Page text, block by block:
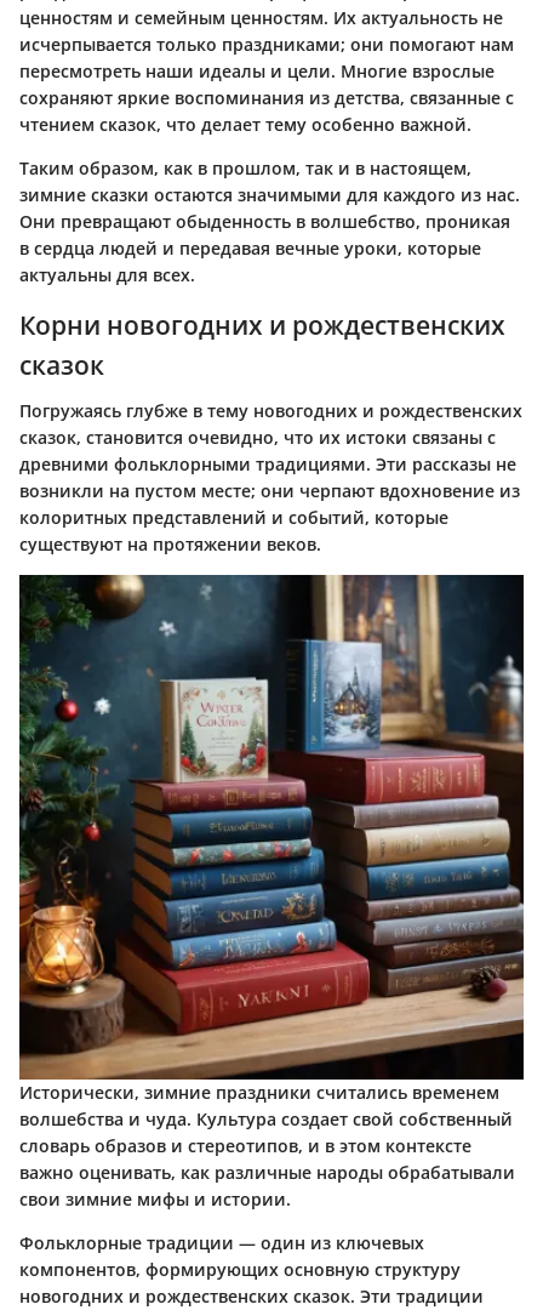
ценностям и семейным ценностям. Их актуальность не
исчерпывается только праздниками; они помогают нам
пересмотреть наши идеалы и цели. Многие взрослые
сохраняют яркие воспоминания из детства, связанные с
чтением сказок, что делает тему особенно важной.
Таким образом, как в прошлом, так и в настоящем,
зимние сказки остаются значимыми для каждого из нас.
Они превращают обыденность в волшебство, проникая
в сердца людей и передавая вечные уроки, которые
актуальны для всех.
Корни новогодних и рождественских
сказок
Погружаясь глубже в тему новогодних и рождественских
сказок, становится очевидно, что их истоки связаны с
древними фольклорными традициями. Эти рассказы не
возникли на пустом месте; они черпают вдохновение из
колоритных представлений и событий, которые
существуют на протяжении веков.
Исторически, зимние праздники считались временем
волшебства и чуда. Культура создает свой собственный
словарь образов и стереотипов, и в этом контексте
важно оценивать, как различные народы обрабатывали
свои зимние мифы и истории.
Фольклорные традиции — один из ключевых
компонентов, формирующих основную структуру
новогодних и рождественских сказок. Эти традиции